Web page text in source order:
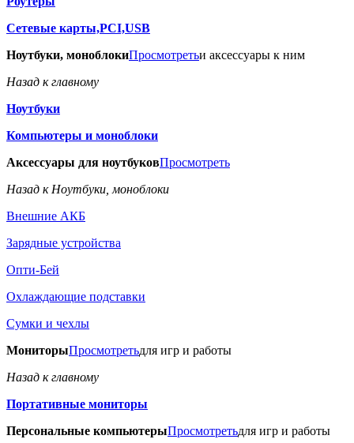
Сетевые карты,PCI,USB
Ноутбуки, моноблокиПросмотретьи аксессуары к ним
Назад к главному
Ноутбуки
Компьютеры и моноблоки
Аксессуары для ноутбуковПросмотреть
Назад к Ноутбуки, моноблоки
Внешние АКБ
Зарядные устройства
Опти-Бей
Охлаждающие подставки
Сумки и чехлы
МониторыПросмотретьдля игр и работы
Назад к главному
Портативные мониторы
Персональные компьютерыПросмотретьдля игр и работы